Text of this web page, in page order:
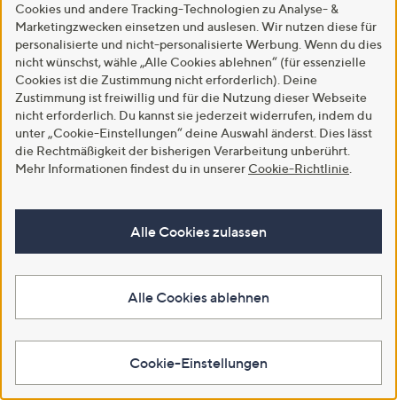
€ 19,99
-50% € 39,99
4.1
von
5
(7)7
Bewertungen
Weitere Farben verfügbar
In den Warenkorb
Verzierung figurumspielend
€ 39,99
(1)
In den Warenkorb
DINE'N'DANCE Bluse, 1/1-Arm
Rundhalsausschnitt Rüschen
STEFFEN SCHRAUT Pullover
weiter gerader Ärmel gestreift
Cookies und andere Tracking-Technologien zu Analyse- &
Marketingzwecken einsetzen und auslesen. Wir nutzen diese für
personalisierte und nicht-personalisierte Werbung. Wenn du dies
nicht wünschst, wähle „Alle Cookies ablehnen“ (für essenzielle
Cookies ist die Zustimmung nicht erforderlich). Deine
Zustimmung ist freiwillig und für die Nutzung dieser Webseite
nicht erforderlich. Du kannst sie jederzeit widerrufen, indem du
unter „Cookie-Einstellungen“ deine Auswahl änderst. Dies lässt
die Rechtmäßigkeit der bisherigen Verarbeitung unberührt.
Mehr Informationen findest du in unserer Cookie-Richtlinie
Alle Cookies zulassen
Alle Cookies ablehnen
Cookie-Einstellungen